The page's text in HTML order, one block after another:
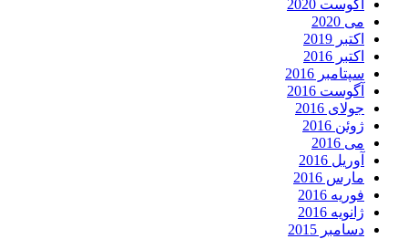
آگوست 2020
می 2020
اکتبر 2019
اکتبر 2016
سپتامبر 2016
آگوست 2016
جولای 2016
ژوئن 2016
می 2016
آوریل 2016
مارس 2016
فوریه 2016
ژانویه 2016
دسامبر 2015